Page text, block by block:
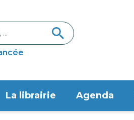
La librairie Agenda